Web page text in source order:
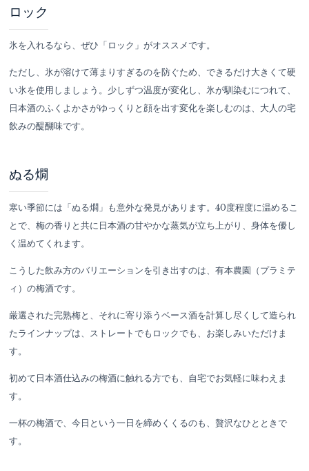
ロック
氷を入れるなら、ぜひ「ロック」がオススメです。
ただし、氷が溶けて薄まりすぎるのを防ぐため、できるだけ大きくて硬
い氷を使用しましょう。少しずつ温度が変化し、氷が馴染むにつれて、
日本酒のふくよかさがゆっくりと顔を出す変化を楽しむのは、大人の宅
飲みの醍醐味です。
ぬる燗
寒い季節には「ぬる燗」も意外な発見があります。40度程度に温めるこ
とで、梅の香りと共に日本酒の甘やかな蒸気が立ち上がり、身体を優し
く温めてくれます。
こうした飲み方のバリエーションを引き出すのは、有本農園（プラミテ
ィ）の梅酒です。
厳選された完熟梅と、それに寄り添うベース酒を計算し尽くして造られ
たラインナップは、ストレートでもロックでも、お楽しみいただけま
す。
初めて日本酒仕込みの梅酒に触れる方でも、自宅でお気軽に味わえま
す。
一杯の梅酒で、今日という一日を締めくくるのも、贅沢なひとときで
す。